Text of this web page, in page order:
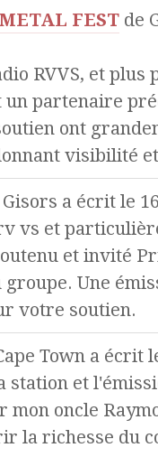
FEST de
RVVS, et plus
un partenaire
ont
visibilité
Gisors a écrit le
vs et
et invité
Une
votre soutien.
Town a écrit
station et
oncle
la richesse du